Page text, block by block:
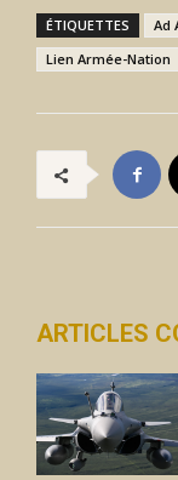
ÉTIQUETTES Ad
Lien Armée-Nation
ARTICLES